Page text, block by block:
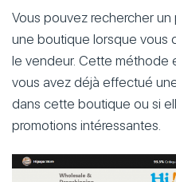
Vous pouvez rechercher
une boutique lorsque vous
le vendeur. Cette méthode
vous avez déjà effectué
dans cette boutique ou si
promotions intéressantes.